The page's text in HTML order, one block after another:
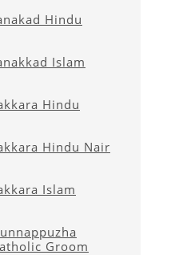
Hindu
Islam
Hindu
Hindu Nair
Islam
Groom